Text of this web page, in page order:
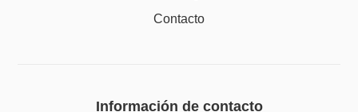
Contacto
Información de contacto